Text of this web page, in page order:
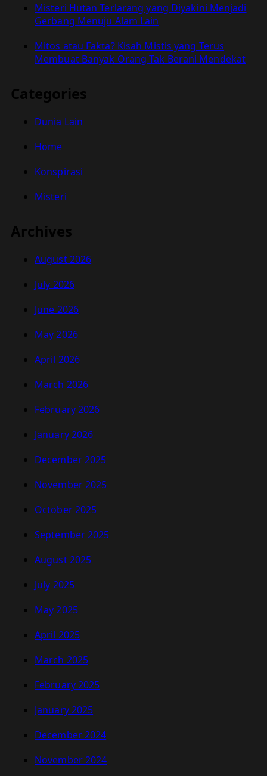
Misteri Hutan Terlarang yang Diyakini Menjadi
Gerbang Menuju Alam Lain
Mitos atau Fakta? Kisah Mistis yang Terus
Membuat Banyak Orang Tak Berani Mendekat
Categories
Dunia Lain
Home
Konspirasi
Misteri
Archives
August 2026
July 2026
June 2026
May 2026
April 2026
March 2026
February 2026
January 2026
December 2025
November 2025
October 2025
September 2025
August 2025
July 2025
May 2025
April 2025
March 2025
February 2025
January 2025
December 2024
November 2024